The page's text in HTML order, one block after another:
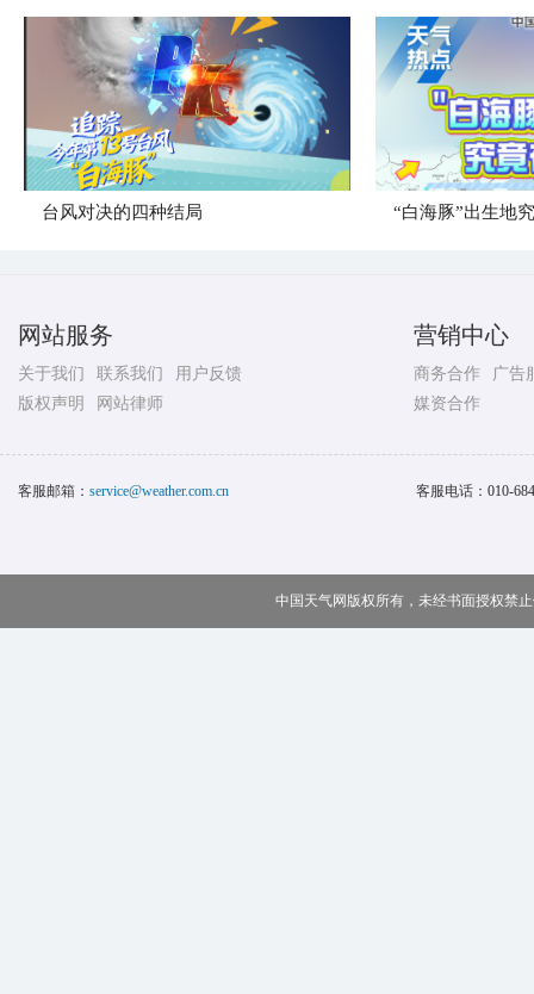
台风对决的四种结局 “白海豚”出生地
网站服务
关于我们 联系我们
用户反馈
版权声明
网站律师
营销中心
商务合作
广告
媒资合作
客服邮箱： service@weather.com.cn 客服电话： 010-
中国天气网版权所有，未经书面授权